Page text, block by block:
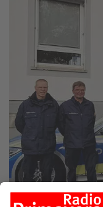
QUELLE: POLIZEI